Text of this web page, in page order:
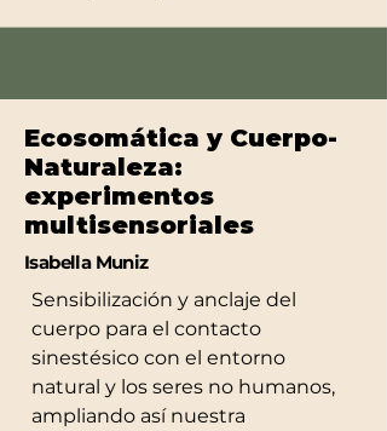
Ecosomática y Cuerpo-
Naturaleza:
experimentos
multisensoriales
Isabella Muniz
Sensibilización y anclaje del
cuerpo para el contacto
sinestésico con el entorno
natural y los seres no humanos,
ampliando así nuestra